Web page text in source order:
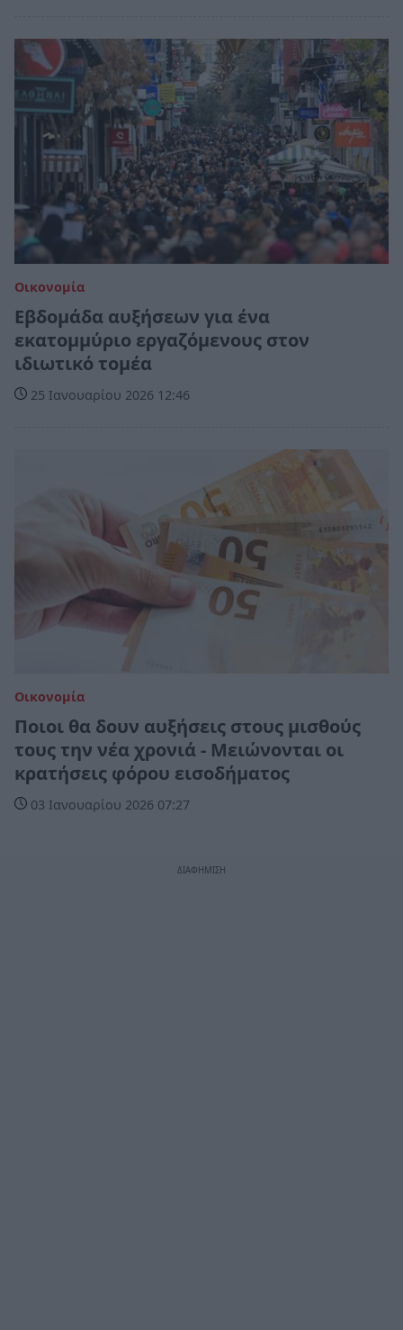
Οικονομία
Εβδομάδα αυξήσεων για ένα
εκατομμύριο εργαζόμενους στον
ιδιωτικό τομέα
25 Ιανουαρίου 2026 12:46
Οικονομία
Ποιοι θα δουν αυξήσεις στους μισθούς
τους την νέα χρονιά - Μειώνονται οι
κρατήσεις φόρου εισοδήματος
03 Ιανουαρίου 2026 07:27